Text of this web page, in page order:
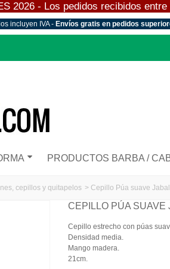
2026 - Los pedidos recibidos
incluyen IVA - Envíos gratis en pedidos
PRODUCTOS BARBA /
cepillos y quitapelos > Cepillo Púa suave
CEPILLO PÚA SUAVE
Cepillo estrecho con púas
Densidad media.
Mango madera.
21cm.